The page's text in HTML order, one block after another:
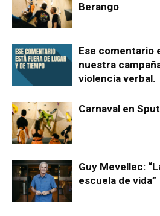
Berango
Ese comentario
nuestra
violencia verbal.
Carnaval en
Guy Mevellec:
escuela de vida”